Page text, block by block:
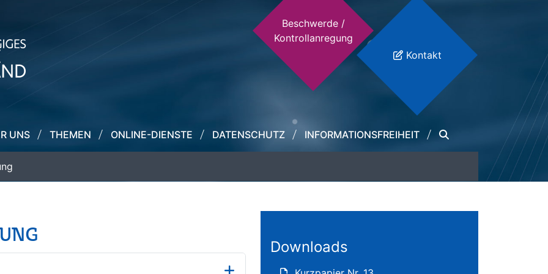
UNS THEMEN ONLINE-DIENSTE DATENSCHUTZ INFORMATIONSFREIHEIT
Beschwerde /
Kontrollanregung
Kontakt
Downloads